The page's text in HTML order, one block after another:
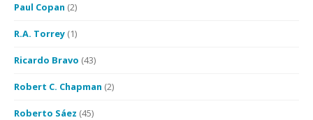
Paul Copan (2)
R.A. Torrey (1)
Ricardo Bravo (43)
Robert C. Chapman (2)
Roberto Sáez (45)